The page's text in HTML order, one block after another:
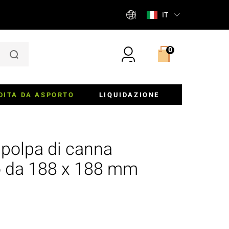
IT
0
DA ASPORTO
E Insalatiere
Panini E Torte
LIQUIDAZIONE
di canna
188 x 188 mm